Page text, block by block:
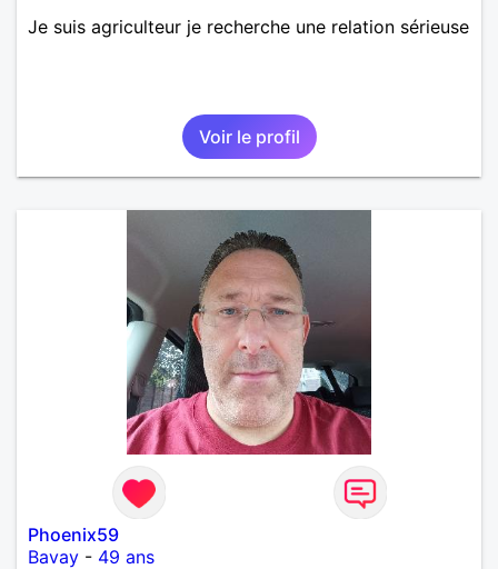
Je suis agriculteur je recherche une relation sérieuse
Voir le profil
Phoenix59
Bavay - 49 ans